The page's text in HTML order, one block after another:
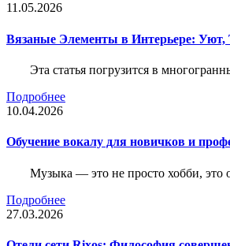
11.05.2026
Вязаные Элементы в Интерьере: Уют,
Эта статья погрузится в
Подробнее
10.04.2026
Обучение вокалу для новичков и
Музыка — это не просто хобби, это
Подробнее
27.03.2026